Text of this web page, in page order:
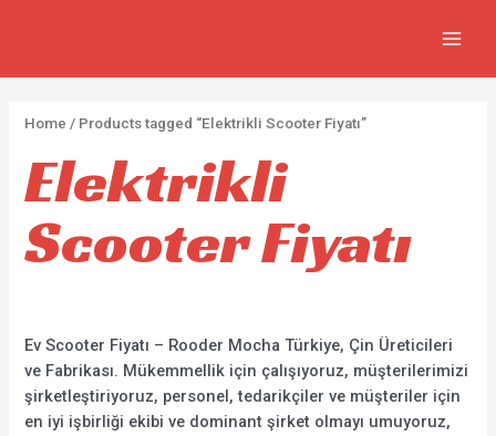
r
u
c
t
0
o
d
u
s
r
u
t
r
u
c
t
Home / Products tagged “Elektrikli Scooter Fiyatı”
Elektrikli
Scooter Fiyatı
Ev Scooter Fiyatı – Rooder Mocha Türkiye, Çin Üreticileri
ve Fabrikası. Mükemmellik için çalışıyoruz, müşterilerimizi
şirketleştiriyoruz, personel, tedarikçiler ve müşteriler için
en iyi işbirliği ekibi ve dominant şirket olmayı umuyoruz,